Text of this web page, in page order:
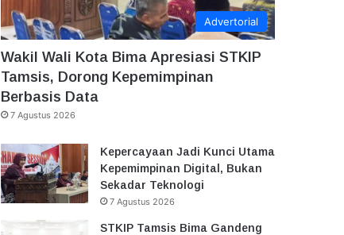
Advertorial
Wakil Wali Kota Bima Apresiasi STKIP
Tamsis, Dorong Kepemimpinan
Berbasis Data
7 Agustus 2026
Kepercayaan Jadi Kunci Utama
Kepemimpinan Digital, Bukan
Sekadar Teknologi
7 Agustus 2026
STKIP Tamsis Bima Gandeng